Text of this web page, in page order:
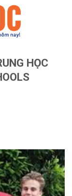
HỌC